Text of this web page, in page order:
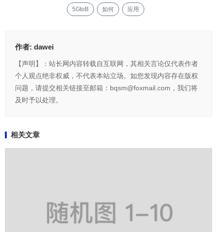
5GtoB 如何 应用
作者: dawei
【声明】：站长网内容转载自互联网，其相关言论仅代表作者
个人观点绝非权威，不代表本站立场。如您发现内容存在版权
问题，请提交相关链接至邮箱：bqsm@foxmail.com，我们将
及时予以处理。
相关文章